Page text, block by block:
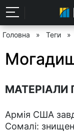
Головна » Теги »
МАТЕРІАЛИ
Армія США
Сомалі: